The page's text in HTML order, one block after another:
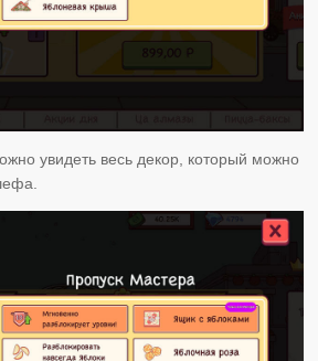
увидеть весь декор, который можно